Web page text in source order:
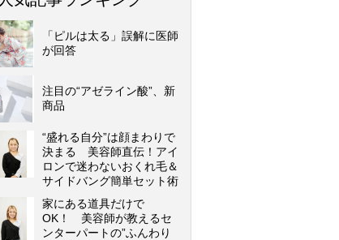
「ピルは太る」誤解に医師
が回答
注目の“アゼライン酸”、新
商品
“盛れる自分”は顔まわりで
決まる 美容師直伝！アイ
ロンで迷わないおくれ毛＆
サイドバング簡単セット術
家にある道具だけで
OK！ 美容師が教えるセ
ンターパートの”ふんわり